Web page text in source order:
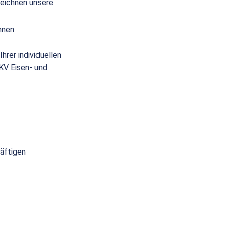
unsere
individuellen
Eisen- und